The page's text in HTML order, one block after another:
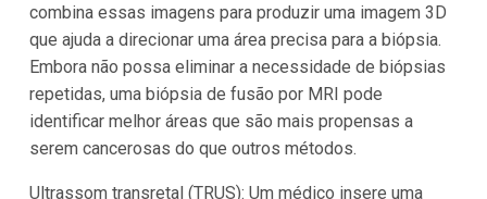
combina essas imagens para produzir uma imagem 3D
que ajuda a direcionar uma área precisa para a biópsia.
Embora não possa eliminar a necessidade de biópsias
repetidas, uma biópsia de fusão por MRI pode
identificar melhor áreas que são mais propensas a
serem cancerosas do que outros métodos.
Ultrassom transretal (TRUS): Um médico insere uma